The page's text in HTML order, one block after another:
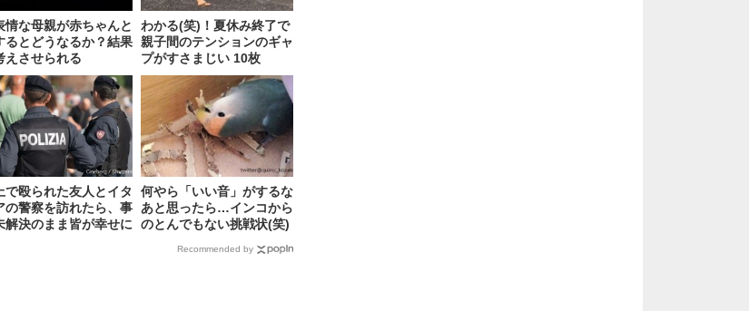
情な母親が赤ちゃんと
るとどうなるか？結果
えさせられる
わかる(笑)！夏休み終了で
親子間のテンションのギャ
プがすさまじい 10枚
で殴られた友人とイタ
の警察を訪れたら、事
解決のまま皆が幸せに
何やら「いい音」がするな
あと思ったら…インコから
のとんでもない挑戦状(笑)
Recommended by